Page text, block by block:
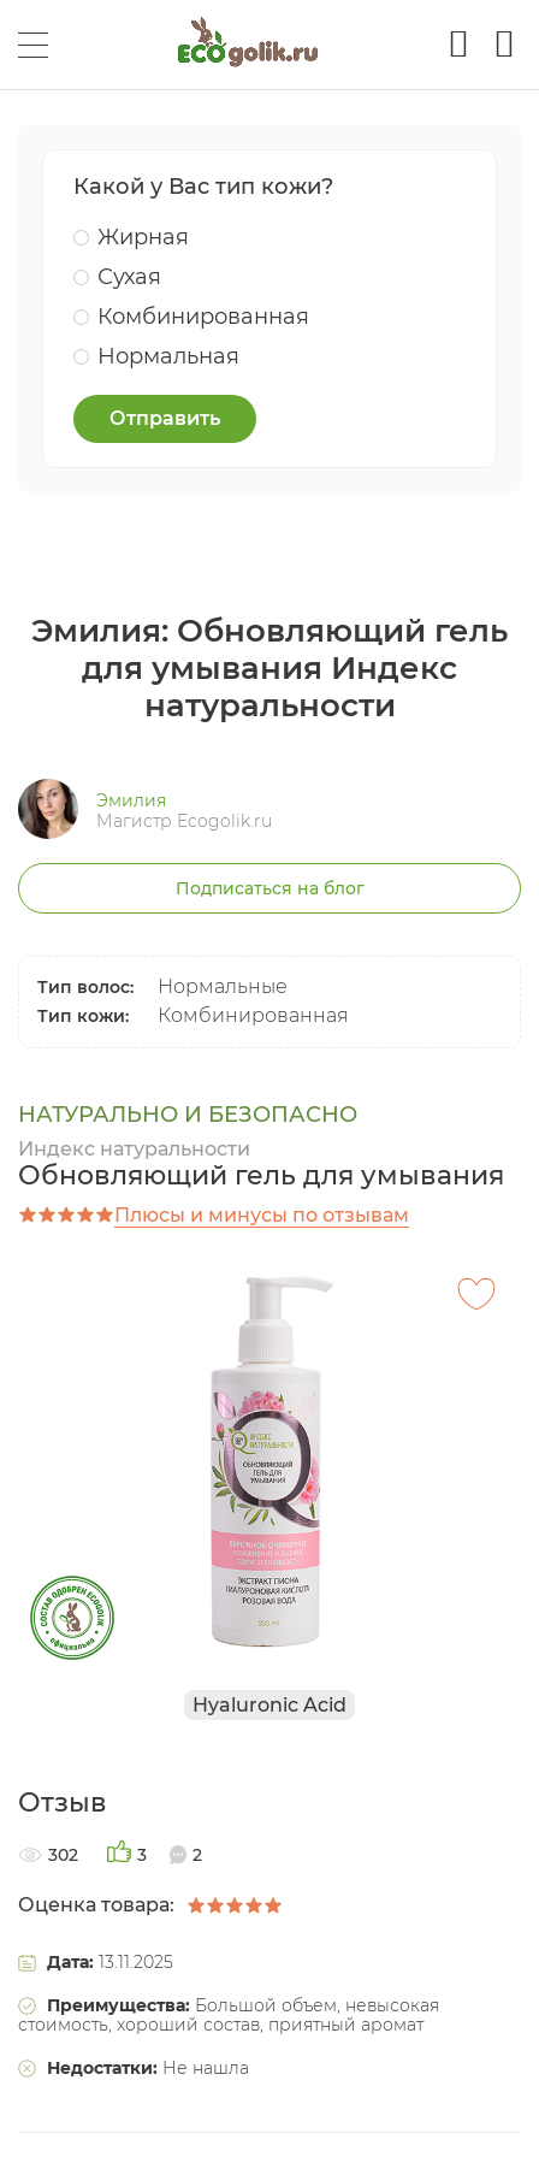
Какой у Вас тип кожи?
Жирная
Сухая
Комбинированная
Нормальная
Отправить
Эмилия: Обновляющий гель
для умывания Индекс
натуральности
Эмилия
Магистр Ecogolik.ru
Подписаться на блог
Тип волос: Нормальные
Тип кожи: Комбинированная
НАТУРАЛЬНО И БЕЗОПАСНО
Индекс натуральности
Обновляющий гель для умывания
Плюсы и минусы по отзывам
Hyaluronic Acid
Отзыв
Оценка товара:
302 3 2
Дата: 13.11.2025
Преимущества: Большой объем, невысокая
стоимость, хороший состав, приятный аромат
Недостатки: Не нашла